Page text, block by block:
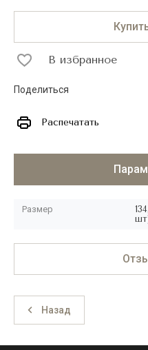
В избранное
Поделиться
Распечатать
Размер
Назад